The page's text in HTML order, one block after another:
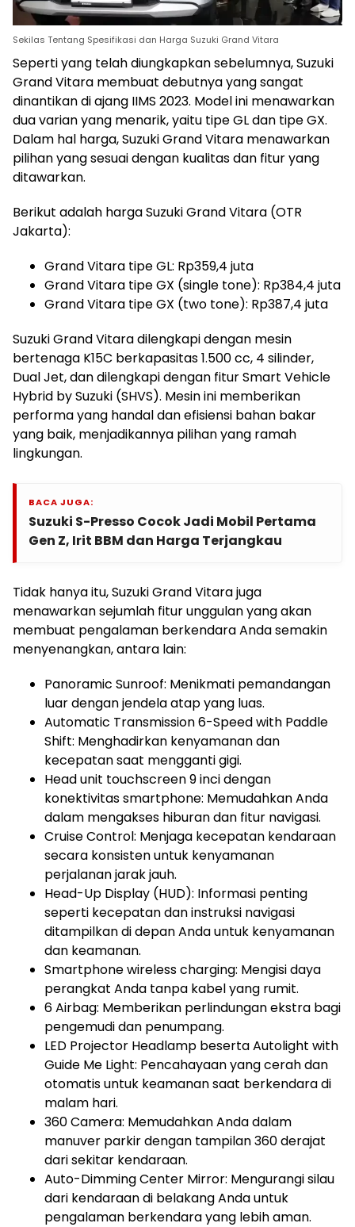
Sekilas Tentang Spesifikasi dan Harga Suzuki Grand Vitara
Seperti yang telah diungkapkan sebelumnya, Suzuki
Grand Vitara membuat debutnya yang sangat
dinantikan di ajang IIMS 2023. Model ini menawarkan
dua varian yang menarik, yaitu tipe GL dan tipe GX.
Dalam hal harga, Suzuki Grand Vitara menawarkan
pilihan yang sesuai dengan kualitas dan fitur yang
ditawarkan.
Berikut adalah harga Suzuki Grand Vitara (OTR
Jakarta):
Grand Vitara tipe GL: Rp359,4 juta
Grand Vitara tipe GX (single tone): Rp384,4 juta
Grand Vitara tipe GX (two tone): Rp387,4 juta
Suzuki Grand Vitara dilengkapi dengan mesin
bertenaga K15C berkapasitas 1.500 cc, 4 silinder,
Dual Jet, dan dilengkapi dengan fitur Smart Vehicle
Hybrid by Suzuki (SHVS). Mesin ini memberikan
performa yang handal dan efisiensi bahan bakar
yang baik, menjadikannya pilihan yang ramah
lingkungan.
BACA JUGA:
Suzuki S-Presso Cocok Jadi Mobil Pertama
Gen Z, Irit BBM dan Harga Terjangkau
Tidak hanya itu, Suzuki Grand Vitara juga
menawarkan sejumlah fitur unggulan yang akan
membuat pengalaman berkendara Anda semakin
menyenangkan, antara lain:
Panoramic Sunroof: Menikmati pemandangan
luar dengan jendela atap yang luas.
Automatic Transmission 6-Speed with Paddle
Shift: Menghadirkan kenyamanan dan
kecepatan saat mengganti gigi.
Head unit touchscreen 9 inci dengan
konektivitas smartphone: Memudahkan Anda
dalam mengakses hiburan dan fitur navigasi.
Cruise Control: Menjaga kecepatan kendaraan
secara konsisten untuk kenyamanan
perjalanan jarak jauh.
Head-Up Display (HUD): Informasi penting
seperti kecepatan dan instruksi navigasi
ditampilkan di depan Anda untuk kenyamanan
dan keamanan.
Smartphone wireless charging: Mengisi daya
perangkat Anda tanpa kabel yang rumit.
6 Airbag: Memberikan perlindungan ekstra bagi
pengemudi dan penumpang.
LED Projector Headlamp beserta Autolight with
Guide Me Light: Pencahayaan yang cerah dan
otomatis untuk keamanan saat berkendara di
malam hari.
360 Camera: Memudahkan Anda dalam
manuver parkir dengan tampilan 360 derajat
dari sekitar kendaraan.
Auto-Dimming Center Mirror: Mengurangi silau
dari kendaraan di belakang Anda untuk
pengalaman berkendara yang lebih aman.